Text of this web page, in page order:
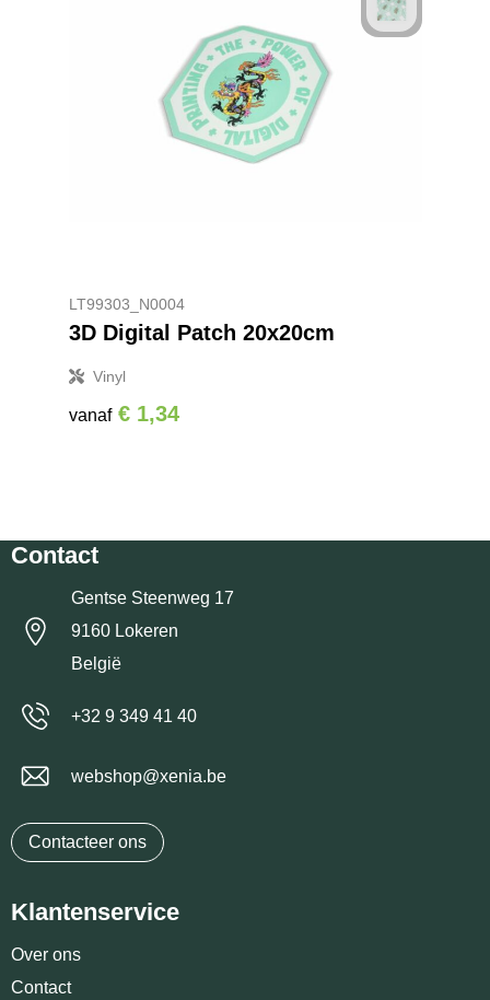
LT99303_N0004
3D Digital Patch 20x20cm
Vinyl
vanaf € 1,34
Contact
Gentse Steenweg 17
9160 Lokeren
België
+32 9 349 41 40
webshop@xenia.be
Contacteer ons
Klantenservice
Over ons
Contact